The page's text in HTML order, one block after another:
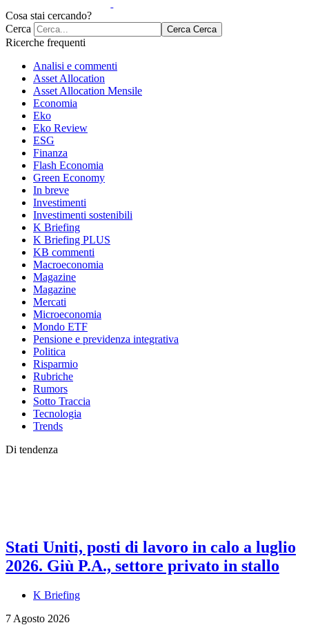
Cosa stai cercando?
Cerca
Cerca Cerca
Ricerche frequenti
Analisi e commenti
Asset Allocation
Asset Allocation Mensile
Economia
Eko
Eko Review
ESG
Finanza
Flash Economia
Green Economy
In breve
Investimenti
Investimenti sostenibili
K Briefing
K Briefing PLUS
KB commenti
Macroeconomia
Magazine
Magazine
Mercati
Microeconomia
Mondo ETF
Pensione e previdenza integrativa
Politica
Risparmio
Rubriche
Rumors
Sotto Traccia
Tecnologia
Trends
Di tendenza
Stati Uniti, posti di lavoro in calo a luglio
2026. Giù P.A., settore privato in stallo
K Briefing
7 Agosto 2026